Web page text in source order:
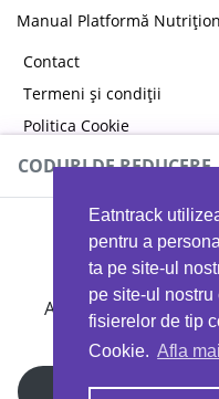
Eatntrack
pentru a
ta pe site-ul
pe site-ul
fisierelor de tip
Cookie. Afla
Manual Platformă
Contact
Termeni și condiții
Politica Cookie
Politica de confidențialitate
CODURI DE REDUCERE
Ai 40%reducere la